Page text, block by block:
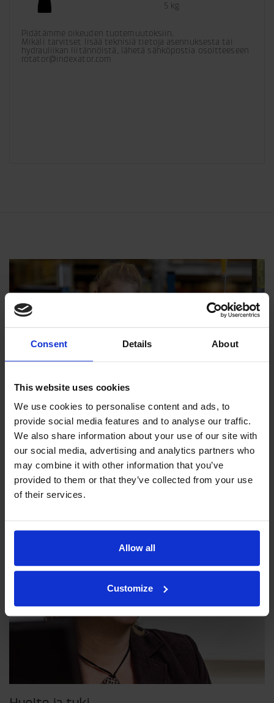
Consent Details About
This website uses cookies
We use cookies to personalise content and ads, to
provide social media features and to analyse our traffic.
We also share information about your use of our site with
our social media, advertising and analytics partners who
may combine it with other information that you’ve
provided to them or that they’ve collected from your use
of their services.
Allow all
Customize
5 kg
Pidätämme oikeuden tuotemuutoksiin.
Mikäli tarvitset lisää teknisiä tietoja asennuksesta tai
hydrauliikan liitännöistä, lähetä sähköpostia osoitteeseen
rotator@indexator.com
Filosofiamme
Indexator Rotator Systems AB:n yritysfilosofia on yhteinen
näkemyksemme siitä, miten yrityksemme pitää toimia.